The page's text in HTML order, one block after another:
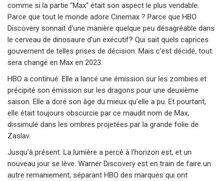
comme si la partie "Max" était son aspect le plus vendable.
Parce que tout le monde adore Cinemax ? Parce que HBO
Discovery sonnait d'une manière quelque peu désagréable dans
le cerveau de dinosaure d'un exécutif? Qui sait quels caprices
gouvernent de telles prises de décision. Mais c'est décidé, tout
sera changé en Max en 2023.
HBO a continué. Elle a lancé une émission sur les zombies et
précipité son émission sur les dragons pour une deuxième
saison. Elle a doré son âge du mieux qu'elle a pu. Et pourtant,
elle était toujours obscurcie par ce maudit nom de Max,
dissimulé dans les ombres projetées par la grande folie de
Zaslav.
Jusqu'à présent. La lumière a percé à l'horizon est, et un
nouveau jour se lève. Warner Discovery est en train de faire un
autre remaniement, séparant HBO des marques qui ont